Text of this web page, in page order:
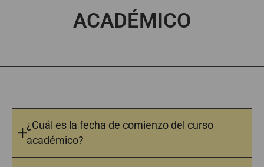
ACADÉMICO
¿Cuál es la fecha de comienzo del curso
académico?